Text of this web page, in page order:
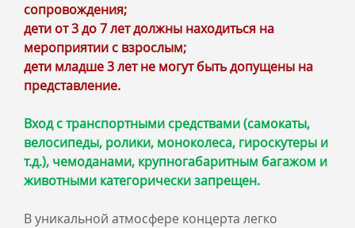
сопровождения;
дети от 3 до 7 лет должны находиться на
мероприятии с взрослым;
дети младше 3 лет не могут быть допущены на
представление.
Вход с транспортными средствами (самокаты,
велосипеды, ролики, моноколеса, гироскутеры и
т.д.), чемоданами, крупногабаритным багажом и
животными категорически запрещен.
В уникальной атмосфере концерта легко